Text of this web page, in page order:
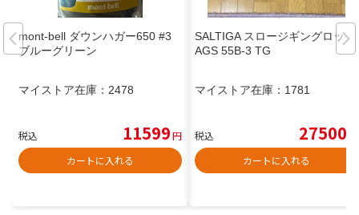
mont-bell ダウンハガー650 #3
ブルーグリーン
マイストア在庫： 2478
税込 11599円
カートに入れる
SALTIGA スロージギングロッド
AGS 55B-3 TG
マイストア在庫： 1781
税込 27500
カートに入れる